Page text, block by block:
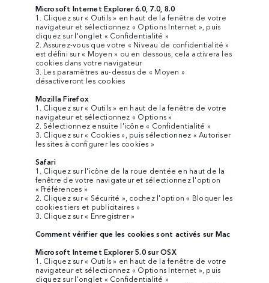
Microsoft Internet Explorer 6.0, 7.0, 8.0
1. Cliquez sur « Outils » en haut de la fenêtre de votre
navigateur et sélectionnez « Options Internet », puis
cliquez sur l'onglet « Confidentialité »
2. Assurez-vous que votre « Niveau de confidentialité »
est défini sur « Moyen » ou en dessous, cela activera les
cookies dans votre navigateur
3. Les paramètres au-dessus de « Moyen »
désactiveront les cookies
Mozilla Firefox
1. Cliquez sur « Outils » en haut de la fenêtre de votre
navigateur et sélectionnez « Options »
2. Sélectionnez ensuite l'icône « Confidentialité »
3. Cliquez sur « Cookies », puis sélectionnez « Autoriser
les sites à configurer les cookies »
Safari
1. Cliquez sur l'icône de la roue dentée en haut de la
fenêtre de votre navigateur et sélectionnez l'option
« Préférences »
2. Cliquez sur « Sécurité », cochez l'option « Bloquer les
cookies tiers et publicitaires »
3. Cliquez sur « Enregistrer »
Comment vérifier que les cookies sont activés sur Mac
Microsoft Internet Explorer 5.0 sur OSX
1. Cliquez sur « Outils » en haut de la fenêtre de votre
navigateur et sélectionnez « Options Internet », puis
cliquez sur l'onglet « Confidentialité »